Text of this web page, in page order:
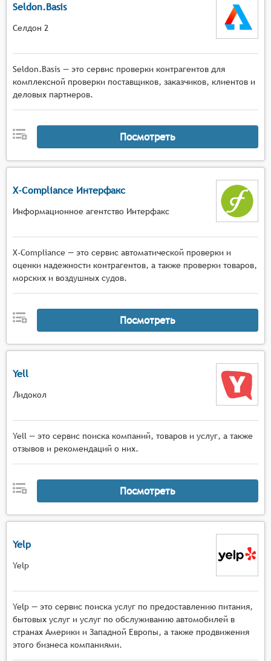
Seldon.Basis
Селдон 2
Seldon.Basis — это сервис проверки контрагентов для
комплексной проверки поставщиков, заказчиков, клиентов и
деловых партнеров.
Посмотреть
X-Compliance Интерфакс
Информационное агентство Интерфакс
X-Compliance — это сервис автоматической проверки и
оценки надежности контрагентов, а также проверки товаров,
морских и воздушных судов.
Посмотреть
Yell
Лидокол
Yell — это сервис поиска компаний, товаров и услуг, а также
отзывов и рекомендаций о них.
Посмотреть
Yelp
Yelp
Yelp — это сервис поиска услуг по предоставлению питания,
бытовых услуг и услуг по обслуживанию автомобилей в
странах Америки и Западной Европы, а также продвижения
этого бизнеса компаниями.